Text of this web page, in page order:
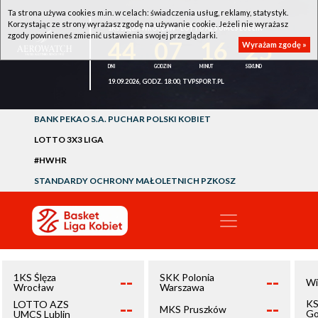
1KS ŚLĘZA WROCŁAW - LOTTO AZS UMCS LUBLIN
25
19.09.2026, GODZ. 18:00, TVPSPORT.PL
BANK PEKAO S.A. PUCHAR POLSKI KOBIET
LOTTO 3X3 LIGA
#HWHR
STANDARDY OCHRONY MAŁOLETNICH PZKOSZ
1KS Ślęza
Wrocław
--
LOTTO AZS
UMCS Lublin
--
SKK Polonia
Warszawa
--
MKS Pruszków --
Ta strona używa cookies m.in. w celach: świadczenia usług, reklamy, statystyk.
Korzystając ze strony wyrażasz zgodę na używanie cookie. Jeżeli nie wyrażasz
zgody powinieneś zmienić ustawienia swojej przeglądarki.
Wyrażam zgodę »